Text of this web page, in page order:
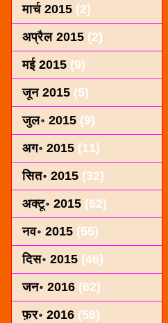
मार्च 2015 (2)
अप्रैल 2015 (2)
मई 2015 (9)
जून 2015 (5)
जुल॰ 2015 (9)
अग॰ 2015 (11)
सित॰ 2015 (32)
अक्टू॰ 2015 (62)
नव॰ 2015 (55)
दिस॰ 2015 (46)
जन॰ 2016 (62)
फ़र॰ 2016 (58)